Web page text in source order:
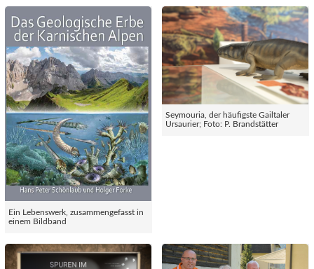
Ein Lebenswerk, zusammengefasst in
einem Bildband
Seymouria, der häufigste Gailtaler
Ursaurier; Foto: P. Brandstätter